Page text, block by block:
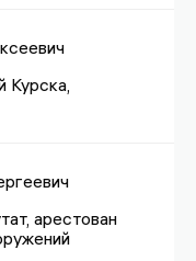
Курска,
арестован